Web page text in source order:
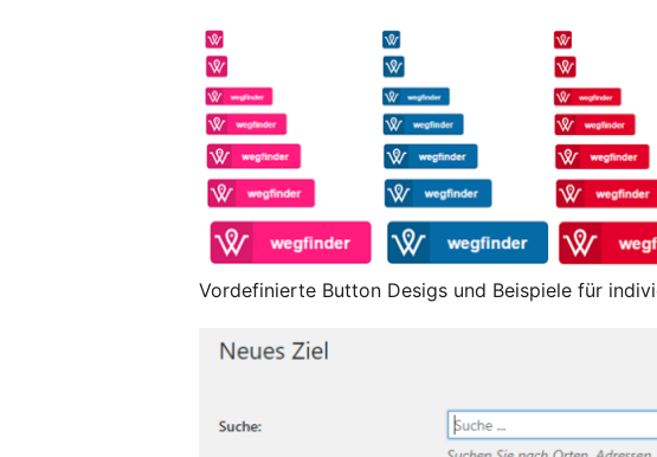
Vordefinierte Button Desigs und Beispiele für